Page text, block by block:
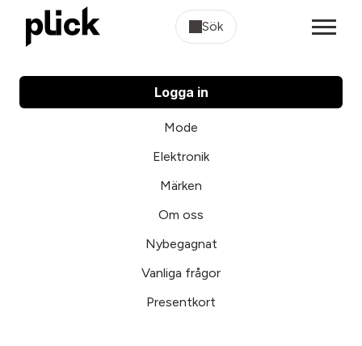
Sök
Logga in
Mode
Elektronik
Märken
Om oss
Nybegagnat
Vanliga frågor
Presentkort